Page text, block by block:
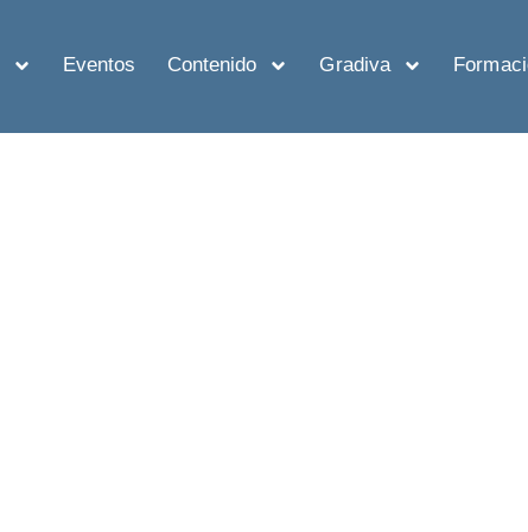
Eventos Contenido Gradiva